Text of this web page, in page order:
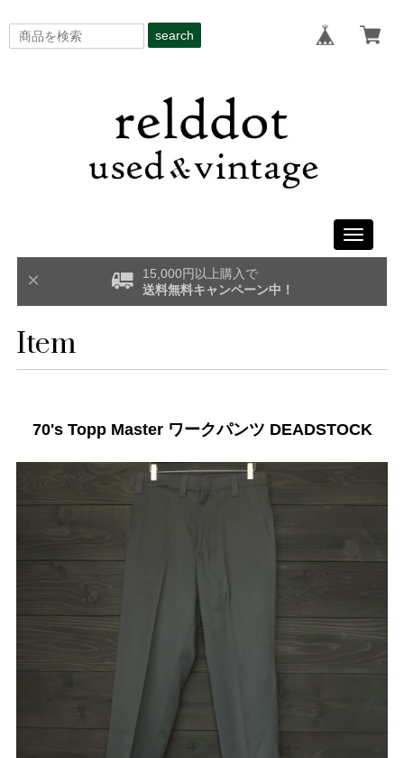
search
Toggle
15,000円以上購入で
送料無料キャンペーン中！
Item
70's Topp Master ワークパンツ DEADSTOCK